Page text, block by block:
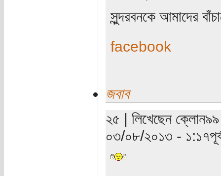
সুন্দরবনকে আমাদের
facebook
জবাব
২৫ | লিখেছেন ক্লোন৯৯
০৩/০৮/২০১৩ -